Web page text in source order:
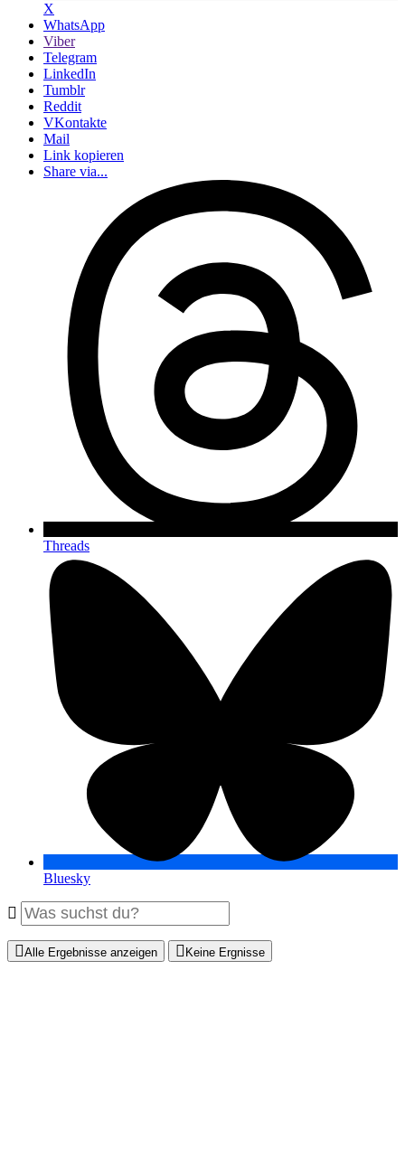
X
WhatsApp
Viber
Telegram
LinkedIn
Tumblr
Reddit
VKontakte
Mail
Link kopieren
Share via...
Threads
Bluesky
Alle Ergebnisse anzeigen Keine Ergnisse